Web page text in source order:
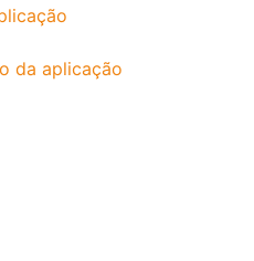
da aplicação